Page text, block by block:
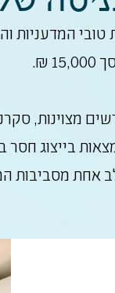
המדעניות
₪.
בייצוג
אחת מסביבות